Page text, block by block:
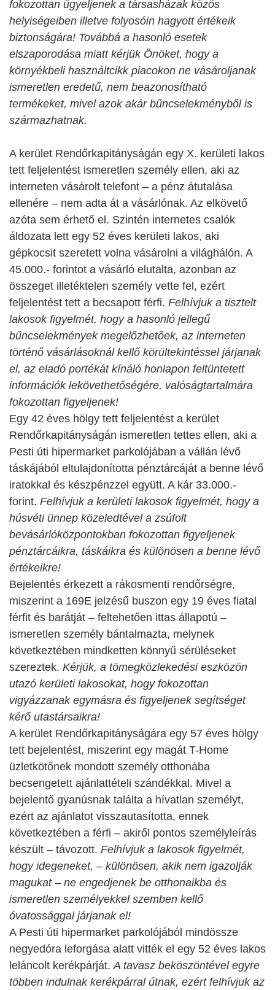
fokozottan ügyeljenek a társasházak közös
helyiségeiben illetve folyosóin hagyott értékeik
biztonságára! Továbbá a hasonló esetek
elszaporodása miatt kérjük Önöket, hogy a
környékbeli használtcikk piacokon ne vásároljanak
ismeretlen eredetű, nem beazonosítható
termékeket, mivel azok akár bűncselekményből is
származhatnak.
A kerület Rendőrkapitányságán egy X. kerületi lakos
tett feljelentést ismeretlen személy ellen, aki az
interneten vásárolt telefont – a pénz átutalása
ellenére – nem adta át a vásárlónak. Az elkövető
azóta sem érhető el. Szintén internetes csalók
áldozata lett egy 52 éves kerületi lakos, aki
gépkocsit szeretett volna vásárolni a világhálón. A
45.000.- forintot a vásárló elutalta, azonban az
összeget illetéktelen személy vette fel, ezért
feljelentést tett a becsapott férfi. Felhívjuk a tisztelt
lakosok figyelmét, hogy a hasonló jellegű
bűncselekmények megelőzhetőek, az interneten
történő vásárlásoknál kellő körültekintéssel járjanak
el, az eladó portékát kínáló honlapon feltüntetett
információk lekövethetőségére, valóságtartalmára
fokozottan figyeljenek!
Egy 42 éves hölgy tett feljelentést a kerület
Rendőrkapitányságán ismeretlen tettes ellen, aki a
Pesti úti hipermarket parkolójában a vállán lévő
táskájából eltulajdonította pénztárcáját a benne lévő
iratokkal és készpénzzel együtt. A kár 33.000.-
forint. Felhívjuk a kerületi lakosok figyelmét, hogy a
húsvéti ünnep közeledtével a zsúfolt
bevásárlóközpontokban fokozottan figyeljenek
pénztárcáikra, táskáikra és különösen a benne lévő
értékeikre!
Bejelentés érkezett a rákosmenti rendőrségre,
miszerint a 169E jelzésű buszon egy 19 éves fiatal
férfit és barátját – feltehetően ittas állapotú –
ismeretlen személy bántalmazta, melynek
következtében mindketten könnyű sérüléseket
szereztek. Kérjük, a tömegközlekedési eszközön
utazó kerületi lakosokat, hogy fokozottan
vigyázzanak egymásra és figyeljenek segítséget
kérő utastársaikra!
A kerület Rendőrkapitányságára egy 57 éves hölgy
tett bejelentést, miszerint egy magát T-Home
üzletkötőnek mondott személy otthonába
becsengetett ajánlattételi szándékkal. Mivel a
bejelentő gyanúsnak találta a hívatlan személyt,
ezért az ajánlatot visszautasította, ennek
következtében a férfi – akiről pontos személyleírás
készült – távozott. Felhívjuk a lakosok figyelmét,
hogy idegeneket, – különösen, akik nem igazolják
magukat – ne engedjenek be otthonaikba és
ismeretlen személyekkel szemben kellő
óvatossággal járjanak el!
A Pesti úti hipermarket parkolójából mindössze
negyedóra leforgása alatt vitték el egy 52 éves lakos
leláncolt kerékpárját.A tavasz beköszöntével egyre
többen indulnak kerékpárral útnak, ezért felhívjuk az